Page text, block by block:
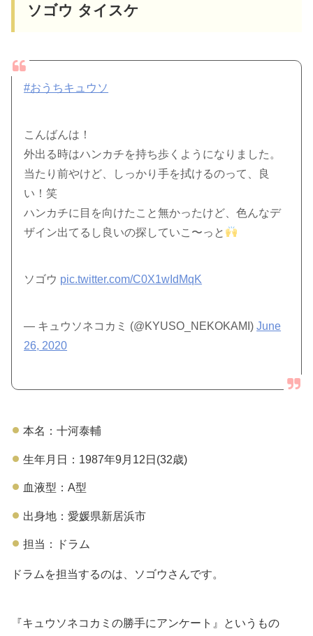
ソゴウ タイスケ
#おうちキュウソ
こんばんは！
外出る時はハンカチを持ち歩くようになりました。
当たり前やけど、しっかり手を拭けるのって、良
い！笑
ハンカチに目を向けたこと無かったけど、色んなデ
ザイン出てるし良いの探していこ〜っと
ソゴウ pic.twitter.com/C0X1wIdMqK
— キュウソネコカミ (@KYUSO_NEKOKAMI)June
26, 2020
本名：十河泰輔
生年月日：1987年9月12日(32歳)
血液型：A型
出身地：愛媛県新居浜市
担当：ドラム
ドラムを担当するのは、ソゴウさんです。
『キュウソネコカミの勝手にアンケート』というもの